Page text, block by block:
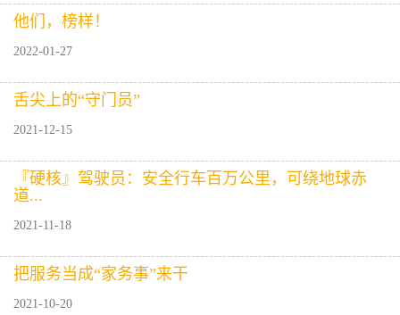
他们，榜样！
2022-01-27
舌尖上的“守门员”
2021-12-15
『硬核』驾驶员：安全行车百万公里，可绕地球赤
道...
2021-11-18
把服务当成“家务事”来干
2021-10-20